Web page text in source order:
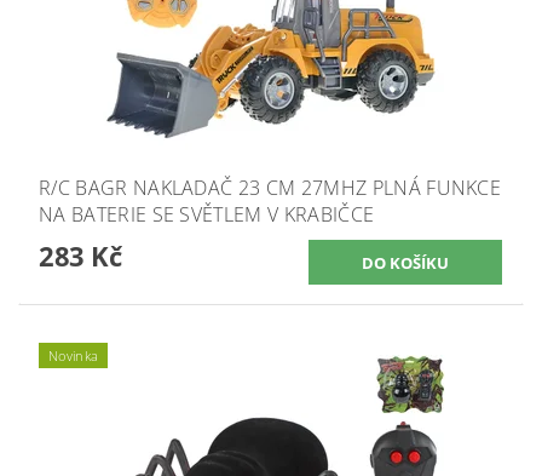
R/C BAGR NAKLADAČ 23 CM 27MHZ PLNÁ FUNKCE
NA BATERIE SE SVĚTLEM V KRABIČCE
283 Kč
Novinka